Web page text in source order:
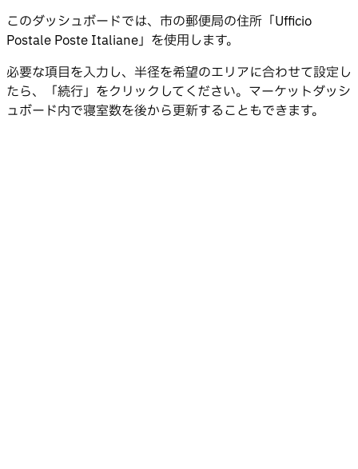
このダッシュボードでは、市の郵便局の住所「Ufficio
Postale Poste Italiane」を使用します。
必要な項目を入力し、半径を希望のエリアに合わせて設定し
たら、「続行」をクリックしてください。マーケットダッシ
ュボード内で寝室数を後から更新することもできます。